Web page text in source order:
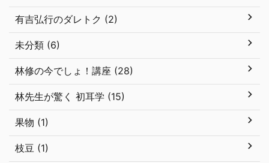
有吉弘行のダレトク (2)
未分類 (6)
林修の今でしょ！講座 (28)
林先生が驚く 初耳学 (15)
果物 (1)
枝豆 (1)